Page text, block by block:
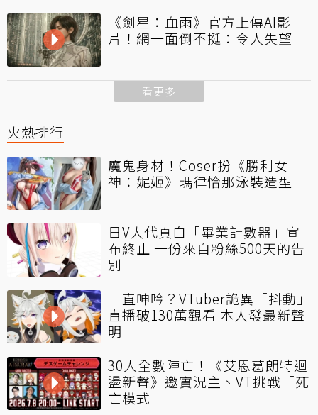
《劍星：血雨》官方上傳AI影
片！網一面倒不挺：令人失望
看更多
火熱排行
魔鬼身材！Coser扮《勝利女
神：妮姬》瑪律恰那泳裝造型
日V大代真白「畢業計數器」宣
布終止 一份來自粉絲500天的告
別
一直呻吟？VTuber詭異「抖動」
直播破130萬觀看 本人發最新聲
明
30人全數陣亡！《艾恩葛朗特迴
盪新聲》邀實況主、VT挑戰「死
亡模式」